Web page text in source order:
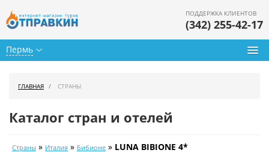
Пермь
ПОДДЕРЖКА КЛИЕНТОВ
(342) 255-42-17
Календарь туров
ГЛАВНАЯ СТРАНЫ
Каталог стран и отелей
Страны » Италия » Бибионе » LUNA BIBIONE 4*